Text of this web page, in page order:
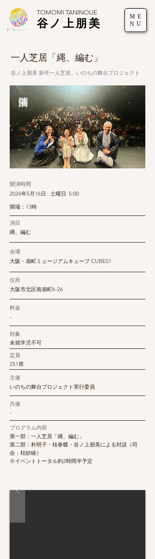
谷ノ上朋美
ME
NU
TOMOMI TANINOUE
一人芝居「縄、編む」
谷ノ上朋美 新作一人芝居。いのちの舞台プロジェクト
開演時間
2026年5月16日
土曜日 5:00
開場：13時
演目
縄、編む
会場
大阪・扇町ミュージアムキューブ CUBE01
住所
大阪市北区南扇町6-26
料金
-
対象
未就学児不可
定員
251席
主催
いのちの舞台プロジェクト実行委員
共催
-
プログラム内容
第一部：一人芝居「縄、編む」
第二部：朴明子・桂春蝶・谷ノ上朋美による対談（司
会：桂紗綾）
※イベントトータル約2時間半予定